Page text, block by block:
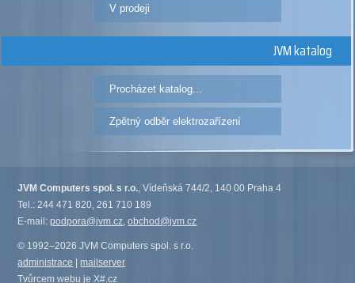
V prodeji
JVM katalog
Procházet katalog...
Zpětný odběr elektrozařízení
JVM Computers spol. s r.o., Vídeňská 744/2, 140 00 Praha 4
Tel.: 244 471 820, 261 710 189
E-mail:podpora@jvm.cz,obchod@jvm.cz
© 1992–2026 JVM Computers spol. s r.o.
administrace |mailserver
Tvůrcem webu jeX#.cz